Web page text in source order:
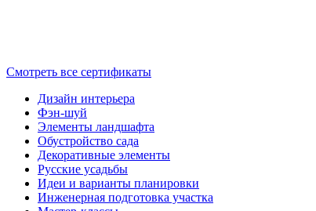
Смотреть все сертификаты
Дизайн интерьера
Фэн-шуй
Элементы ландшафта
Обустройство сада
Декоративные элементы
Русские усадьбы
Идеи и варианты планировки
Инженерная подготовка участка